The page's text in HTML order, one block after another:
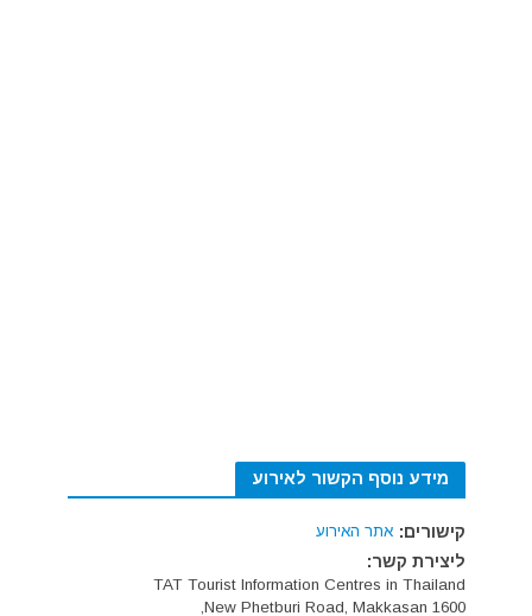
מידע נוסף הקשור לאירוע
קישורים: אתר האירוע
ליצירת קשר:
TAT Tourist Information Centres in Thailand
1600 New Phetburi Road, Makkasan,